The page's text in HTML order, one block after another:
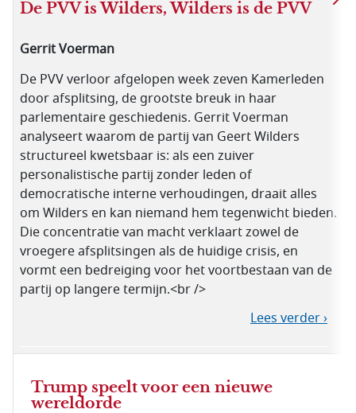
De PVV is Wilders, Wilders is de PVV
Gerrit Voerman
De PVV verloor afgelopen week zeven Kamerleden
door afsplitsing, de grootste breuk in haar
parlementaire geschiedenis. Gerrit Voerman
analyseert waarom de partij van Geert Wilders
structureel kwetsbaar is: als een zuiver
personalistische partij zonder leden of
democratische interne verhoudingen, draait alles
om Wilders en kan niemand hem tegenwicht bieden.
Die concentratie van macht verklaart zowel de
vroegere afsplitsingen als de huidige crisis, en
vormt een bedreiging voor het voortbestaan van de
partij op langere termijn.<br />
Lees verder ›
Trump speelt voor een nieuwe
wereldorde